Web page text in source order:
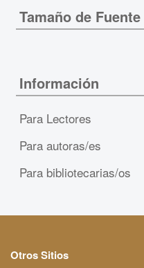
Tamaño de Fuente
Información
Para Lectores
Para autoras/es
Para bibliotecarias/os
Otros Sitios